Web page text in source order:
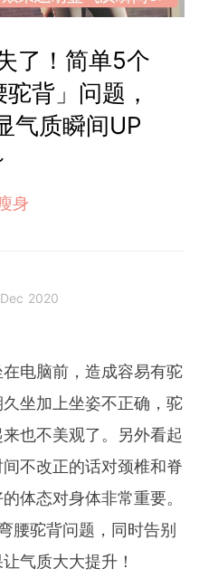
了！简单5个
背」问题，
气质瞬间UP
身
2020
电脑前，造成容易有驼
坐加上坐姿不正确，驼
也不美观了。另外看起
不改正的话对颈椎和脊
体态对身体非常重要。
腰驼背问题，同时告别
气质大大提升！